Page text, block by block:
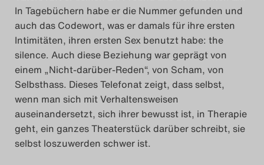
In Tagebüchern habe er die Nummer gefunden und
auch das Codewort, was er damals für ihre ersten
Intimitäten, ihren ersten Sex benutzt habe: the
silence. Auch diese Beziehung war geprägt von
einem „Nicht-darüber-Reden“, von Scham, von
Selbsthass. Dieses Telefonat zeigt, dass selbst,
wenn man sich mit Verhaltensweisen
auseinandersetzt, sich ihrer bewusst ist, in Therapie
geht, ein ganzes Theaterstück darüber schreibt, sie
selbst loszuwerden schwer ist.